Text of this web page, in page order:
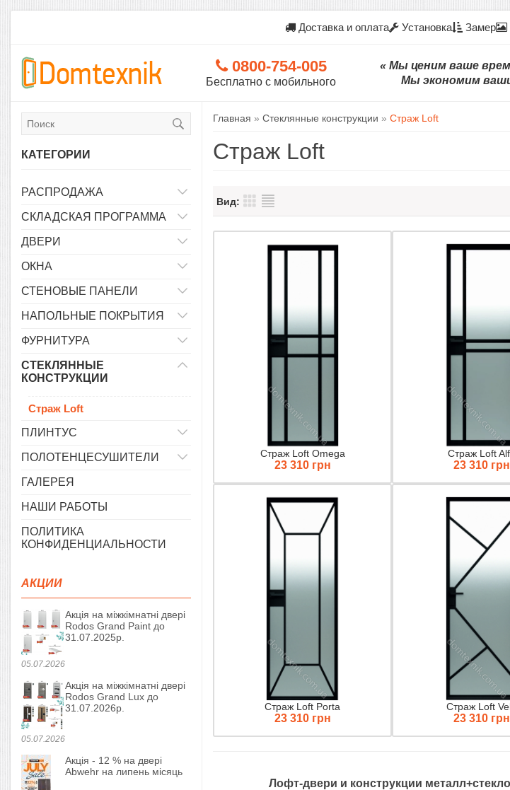
Доставка и оплата Установка Замер
0800-754-005
Бесплатно с мобильного
« Мы ценим ваше
Мы экономим
КАТЕГОРИИ
РАСПРОДАЖА
СКЛАДСКАЯ ПРОГРАММА
ДВЕРИ
ОКНА
СТЕНОВЫЕ ПАНЕЛИ
НАПОЛЬНЫЕ ПОКРЫТИЯ
ФУРНИТУРА
СТЕКЛЯННЫЕ
КОНСТРУКЦИИ
Страж Loft
ПЛИНТУС
ПОЛОТЕНЦЕСУШИТЕЛИ
ГАЛЕРЕЯ
НАШИ РАБОТЫ
ПОЛИТИКА
КОНФИДЕНЦИАЛЬНОСТИ
АКЦИИ
05.07.2026
Акція на міжкімнатні двері
Rodos Grand Paint до
31.07.2025р.
05.07.2026
Акція на міжкімнатні двері
Rodos Grand Lux до
31.07.2026р.
Акція - 12 % на двері
Abwehr на липень місяць
Главная » Стеклянные конструкции » Страж Loft
Страж Loft
Вид:
Страж Loft Omega
23 310 грн
Страж Loft
23 310 грн
Страж Loft Porta
23 310 грн
Страж Loft
23 310 грн
Лофт-двери и конструкции